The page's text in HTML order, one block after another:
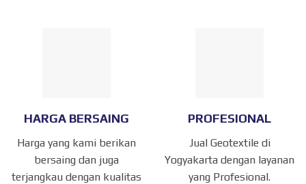
HARGA BERSAING
Harga yang kami berikan
bersaing dan juga
terjangkau dengan kualitas
PROFESIONAL
Jual Geotextile di
Yogyakarta dengan layanan
yang Profesional.